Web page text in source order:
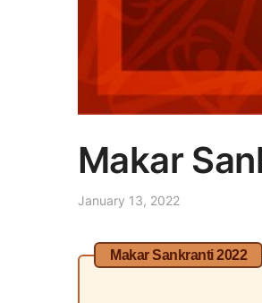
Makar
January 13, 2022
Makar Sankranti 2022